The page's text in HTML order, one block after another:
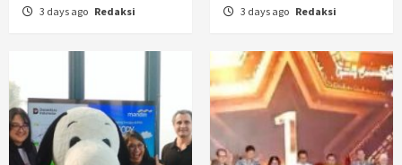
3 days ago Redaksi 3 days ago Redaksi